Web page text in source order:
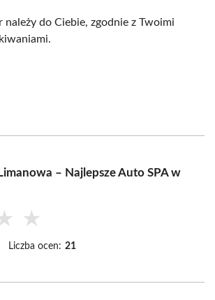
do Ciebie, zgodnie z Twoimi
– Najlepsze Auto SPA w
★
Liczba ocen: 21